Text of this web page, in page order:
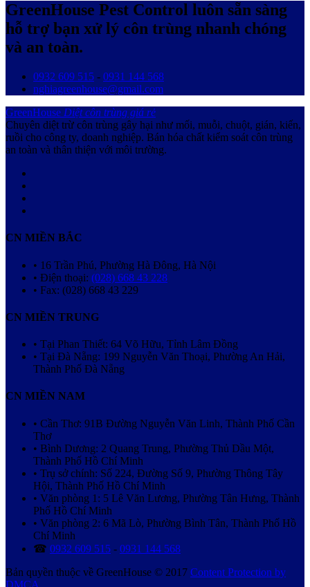
GreenHouse Pest Control luôn sẵn sàng
hỗ trợ bạn xử lý côn trùng nhanh chóng
và an toàn.
0932 609 515 - 0931 144 568
nghiagreenhouse@gmail.com
GreenHouse Diệt côn trùng giá rẻ
Chuyên diệt trừ côn trùng gây hại như mối, muỗi, chuột, gián, kiến,
ruồi cho công ty, doanh nghiệp. Bán hóa chất kiểm soát côn trùng
an toàn và thân thiện với môi trường.
CN MIỀN BẮC
• 16 Trần Phú, Phường Hà Đông, Hà Nội
• Điện thoại: (028) 668 43 228
• Fax: (028) 668 43 229
CN MIỀN TRUNG
• Tại Phan Thiết: 64 Võ Hữu, Tỉnh Lâm Đồng
• Tại Đà Nẵng: 199 Nguyễn Văn Thoại, Phường An Hải,
Thành Phố Đà Nẵng
CN MIỀN NAM
• Cần Thơ: 91B Đường Nguyễn Văn Linh, Thành Phố Cần
Thơ
• Bình Dương: 2 Quang Trung, Phường Thủ Dầu Một,
Thành Phố Hồ Chí Minh
• Trụ sở chính: Số 224, Đường Số 9, Phường Thông Tây
Hội, Thành Phố Hồ Chí Minh
• Văn phòng 1: 5 Lê Văn Lương, Phường Tân Hưng, Thành
Phố Hồ Chí Minh
• Văn phòng 2: 6 Mã Lò, Phường Bình Tân, Thành Phố Hồ
Chí Minh
☎ 0932 609 515 - 0931 144 568
Bản quyền thuộc về GreenHouse © 2017 Content Protection by
DMCA